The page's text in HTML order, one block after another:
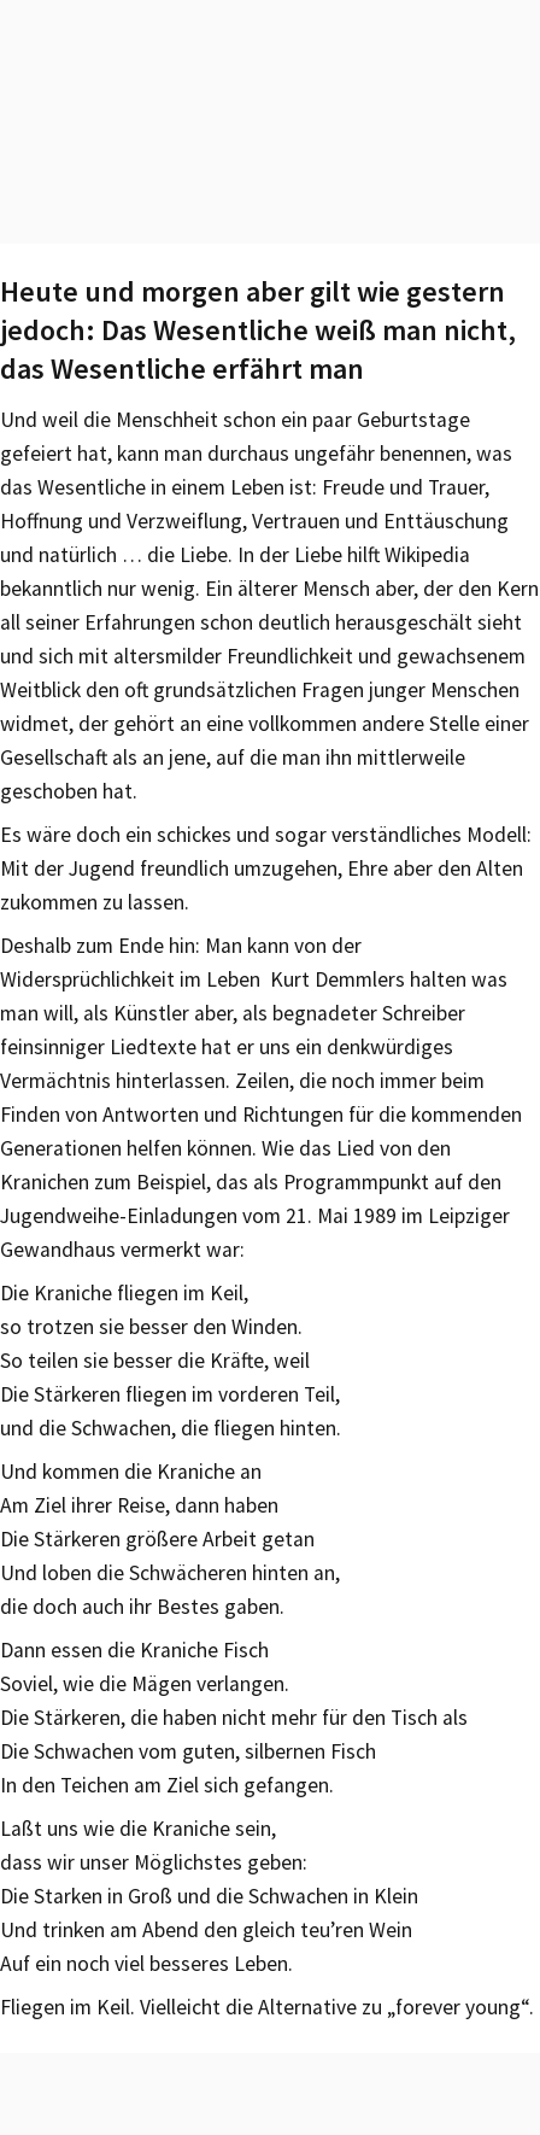
Heute und morgen aber gilt wie gestern
jedoch: Das Wesentliche weiß man nicht,
das Wesentliche erfährt man
Und weil die Menschheit schon ein paar Geburtstage
gefeiert hat, kann man durchaus ungefähr benennen, was
das Wesentliche in einem Leben ist: Freude und Trauer,
Hoffnung und Verzweiflung, Vertrauen und Enttäuschung
und natürlich … die Liebe. In der Liebe hilft Wikipedia
bekanntlich nur wenig. Ein älterer Mensch aber, der den Kern
all seiner Erfahrungen schon deutlich herausgeschält sieht
und sich mit altersmilder Freundlichkeit und gewachsenem
Weitblick den oft grundsätzlichen Fragen junger Menschen
widmet, der gehört an eine vollkommen andere Stelle einer
Gesellschaft als an jene, auf die man ihn mittlerweile
geschoben hat.
Es wäre doch ein schickes und sogar verständliches Modell:
Mit der Jugend freundlich umzugehen, Ehre aber den Alten
zukommen zu lassen.
Deshalb zum Ende hin: Man kann von der
Widersprüchlichkeit im Leben Kurt Demmlers halten was
man will, als Künstler aber, als begnadeter Schreiber
feinsinniger Liedtexte hat er uns ein denkwürdiges
Vermächtnis hinterlassen. Zeilen, die noch immer beim
Finden von Antworten und Richtungen für die kommenden
Generationen helfen können. Wie das Lied von den
Kranichen zum Beispiel, das als Programmpunkt auf den
Jugendweihe-Einladungen vom 21. Mai 1989 im Leipziger
Gewandhaus vermerkt war:
Die Kraniche fliegen im Keil,
so trotzen sie besser den Winden.
So teilen sie besser die Kräfte, weil
Die Stärkeren fliegen im vorderen Teil,
und die Schwachen, die fliegen hinten.
Und kommen die Kraniche an
Am Ziel ihrer Reise, dann haben
Die Stärkeren größere Arbeit getan
Und loben die Schwächeren hinten an,
die doch auch ihr Bestes gaben.
Dann essen die Kraniche Fisch
Soviel, wie die Mägen verlangen.
Die Stärkeren, die haben nicht mehr für den Tisch als
Die Schwachen vom guten, silbernen Fisch
In den Teichen am Ziel sich gefangen.
Laßt uns wie die Kraniche sein,
dass wir unser Möglichstes geben:
Die Starken in Groß und die Schwachen in Klein
Und trinken am Abend den gleich teu’ren Wein
Auf ein noch viel besseres Leben.
Fliegen im Keil. Vielleicht die Alternative zu „forever young“.